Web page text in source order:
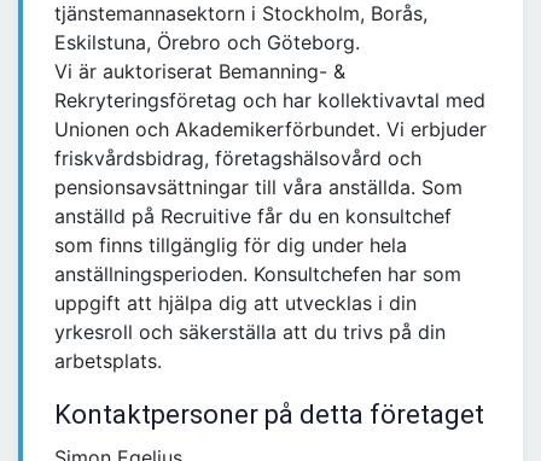
tjänstemannasektorn i Stockholm, Borås,
Eskilstuna, Örebro och Göteborg.
Vi är auktoriserat Bemanning- &
Rekryteringsföretag och har kollektivavtal med
Unionen och Akademikerförbundet. Vi erbjuder
friskvårdsbidrag, företagshälsovård och
pensionsavsättningar till våra anställda. Som
anställd på Recruitive får du en konsultchef
som finns tillgänglig för dig under hela
anställningsperioden. Konsultchefen har som
uppgift att hjälpa dig att utvecklas i din
yrkesroll och säkerställa att du trivs på din
arbetsplats.
Kontaktpersoner på detta företaget